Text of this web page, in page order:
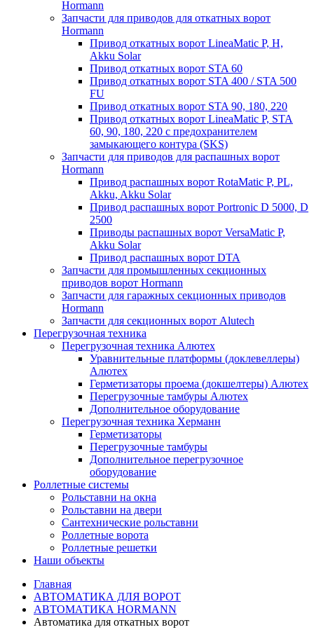
Hormann
Запчасти для приводов для откатных ворот
Hormann
Привод откатных ворот LineaMatic P, H,
Akku Solar
Привод откатных ворот STA 60
Привод откатных ворот STA 400 / STA 500
FU
Привод откатных ворот STA 90, 180, 220
Привод откатных ворот LineaMatic P, STA
60, 90, 180, 220 с предохранителем
замыкающего контура (SKS)
Запчасти для приводов для распашных ворот
Hormann
Привод распашных ворот RotaMatic P, PL,
Akku, Akku Solar
Привод распашных ворот Portronic D 5000, D
2500
Приводы распашных ворот VersaMatic P,
Akku Solar
Привод распашных ворот DTA
Запчасти для промышленных секционных
приводов ворот Hormann
Запчасти для гаражных секционных приводов
Hormann
Запчасти для секционных ворот Alutech
Перегрузочная техника
Перегрузочная техника Алютех
Уравнительные платформы (доклевеллеры)
Алютех
Герметизаторы проема (докшелтеры) Алютех
Перегрузочные тамбуры Алютех
Дополнительное оборудование
Перегрузочная техника Херманн
Герметизаторы
Перегрузочные тамбуры
Дополнительное перегрузочное
оборудование
Роллетные системы
Рольставни на окна
Рольставни на двери
Сантехнические рольставни
Роллетные ворота
Роллетные решетки
Наши объекты
Главная
АВТОМАТИКА ДЛЯ ВОРОТ
АВТОМАТИКА HORMANN
Автоматика для откатных ворот